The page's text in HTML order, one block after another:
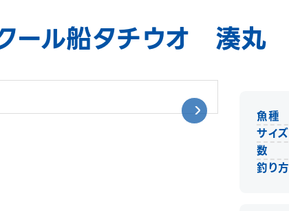
ール船タチウオ 湊丸
魚種
サイズ
数
釣り方